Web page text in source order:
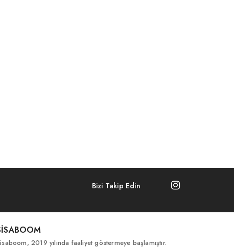
Bizi Takip Edin
2019 yılında faaliyet göstermeye başlamıştır.